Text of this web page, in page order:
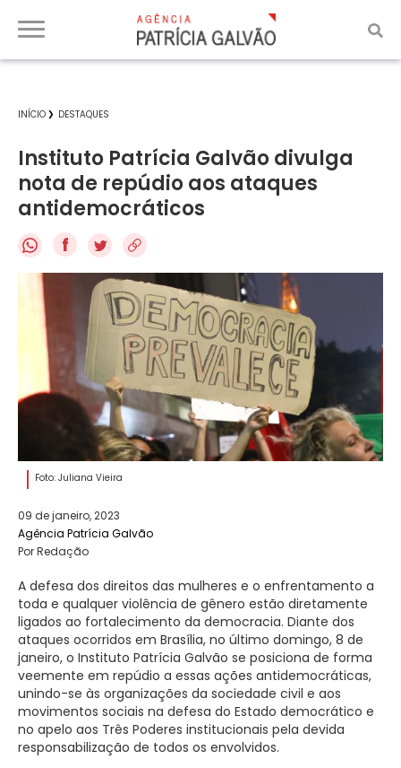
INÍCIO DESTAQUES
Instituto Patrícia Galvão divulga
nota de repúdio aos ataques
antidemocráticos
f
Foto: Juliana Vieira
09 de janeiro, 2023
Agência Patrícia Galvão
Por Redação
A defesa dos direitos das mulheres e o enfrentamento a
toda e qualquer violência de gênero estão diretamente
ligados ao fortalecimento da democracia. Diante dos
ataques ocorridos em Brasília, no último domingo, 8 de
janeiro, o Instituto Patrícia Galvão se posiciona de forma
veemente em repúdio a essas ações antidemocráticas,
unindo-se às organizações da sociedade civil e aos
movimentos sociais na defesa do Estado democrático e
no apelo aos Três Poderes institucionais pela devida
responsabilização de todos os envolvidos.